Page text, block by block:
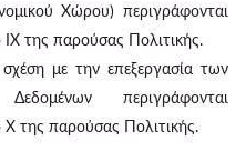
Χώρου) περιγράφονται
της παρούσας Πολιτικής.
με την επεξεργασία των
περιγράφονται
της παρούσας Πολιτικής.